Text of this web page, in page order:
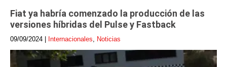
Fiat ya habría comenzado la producción de las
versiones híbridas del Pulse y Fastback
09/09/2024 Internacionales, Noticias